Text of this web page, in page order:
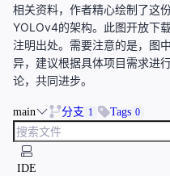
相关资料，作者精心绘制了这
YOLOv4的架构。此图开放下
注明出处。需要注意的是，图
异，建议根据具体项目需求进
论，共同进步。
main 分支 1 Tags 0
IDE